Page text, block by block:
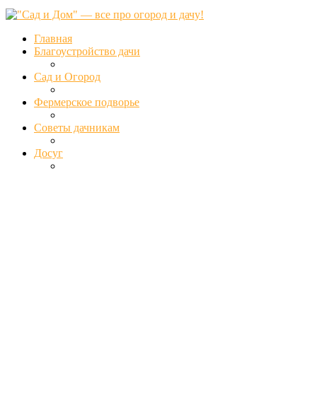
Главная
Благоустройство дачи
Сад и Огород
Фермерское подворье
Советы дачникам
Досуг